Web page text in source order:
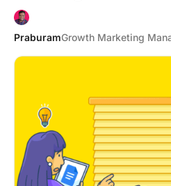
PraburamGrowth Marketing